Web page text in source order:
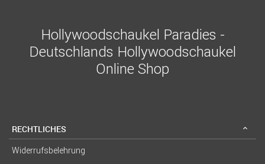
Hollywoodschaukel Paradies -
Deutschlands Hollywoodschaukel
Online Shop
RECHTLICHES
Widerrufsbelehrung